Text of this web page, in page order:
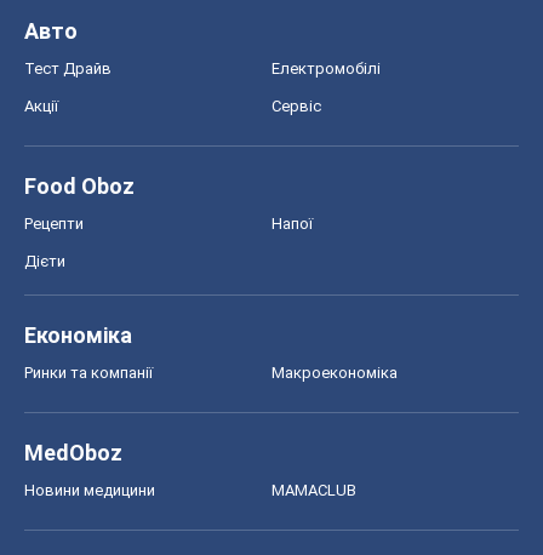
Авто
Тест Драйв Електромобілі
Акції Сервіс
Food Oboz
Рецепти Напої
Дієти
Економіка
Ринки та компанії Макроекономіка
MedOboz
Новини медицини MAMACLUB